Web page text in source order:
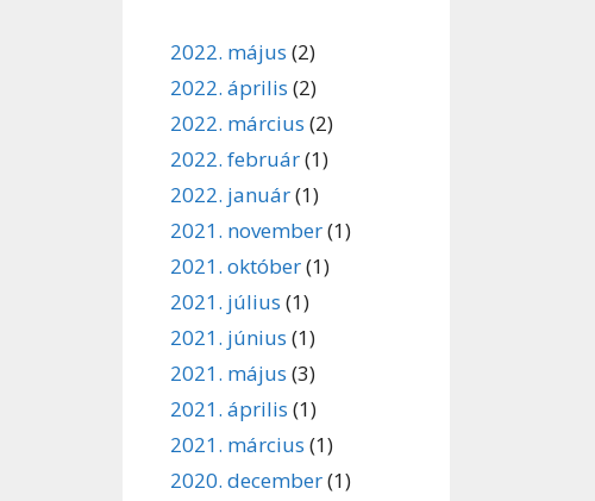
2022. május (2)
2022. április (2)
2022. március (2)
2022. február(1)
2022. január(1)
2021. november(1)
2021. október(1)
2021. július (1)
2021. június (1)
2021. május (3)
2021. április (1)
2021. március (1)
2020. december(1)